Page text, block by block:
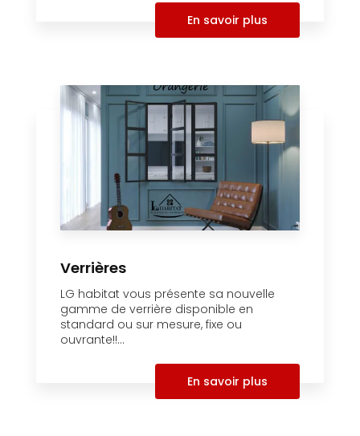
En savoir plus
Verrières
LG habitat vous présente sa nouvelle
gamme de verrière disponible en
standard ou sur mesure, fixe ou
ouvrante!!...
En savoir plus